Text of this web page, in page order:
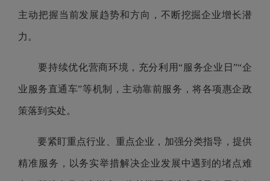
主动把握当前发展趋势和方向，不断挖掘企业增长潜
力。
要持续优化营商环境，充分利用“服务企业日”“企
业服务直通车”等机制，主动靠前服务，将各项惠企政
策落到实处。
要紧盯重点行业、重点企业，加强分类指导，提供
精准服务，以务实举措解决企业发展中遇到的堵点难